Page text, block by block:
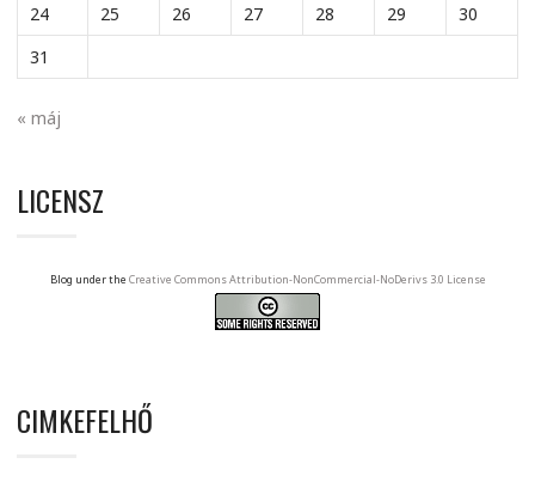
24
25 26 27 28 29
30
31
« máj
LICENSZ
Blog under the Creative Commons Attribution-NonCommercial-NoDerivs 3.0 License
CIMKEFELHŐ